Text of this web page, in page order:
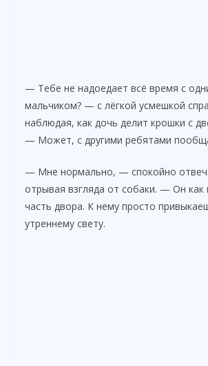
— Тебе не надоедает всё время с
мальчиком? — с лёгкой усмешкой
наблюдая, как дочь делит крошки с
— Может, с другими ребятами
— Мне нормально, — спокойно
отрывая взгляда от собаки. — Он как
часть двора. К нему просто
утреннему свету.